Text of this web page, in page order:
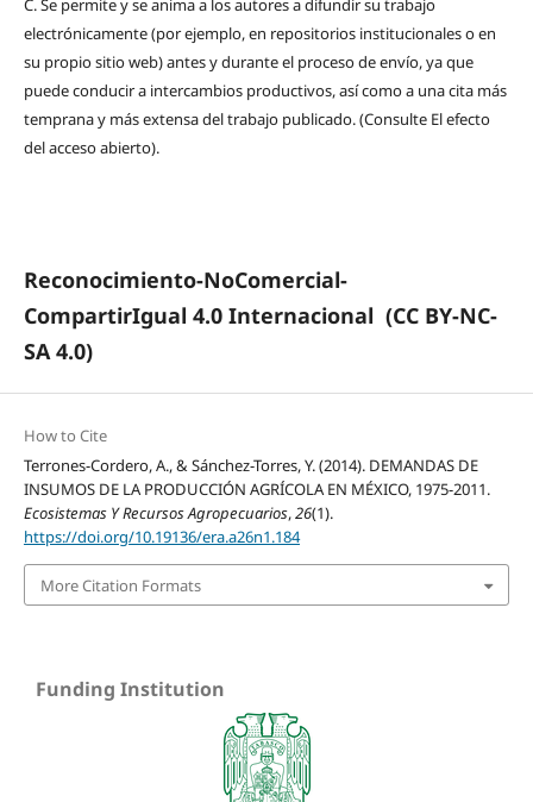
C.Se permite y se anima a los autores a difundir su trabajo
electrónicamente (por ejemplo, en repositorios institucionales o en
su propio sitio web) antes y durante el proceso de envío, ya que
puede conducir a intercambios productivos, así como a una cita más
temprana y más extensa del trabajo publicado. (Consulte El efecto
del acceso abierto).
Reconocimiento-NoComercial-
CompartirIgual 4.0 Internacional (CC BY-NC-
SA 4.0)
How to Cite
Terrones-Cordero, A., & Sánchez-Torres, Y. (2014). DEMANDAS DE
INSUMOS DE LA PRODUCCIÓN AGRÍCOLA EN MÉXICO, 1975-2011.
Ecosistemas Y Recursos Agropecuarios,26(1).
https://doi.org/10.19136/era.a26n1.184
More Citation Formats
Funding Institution